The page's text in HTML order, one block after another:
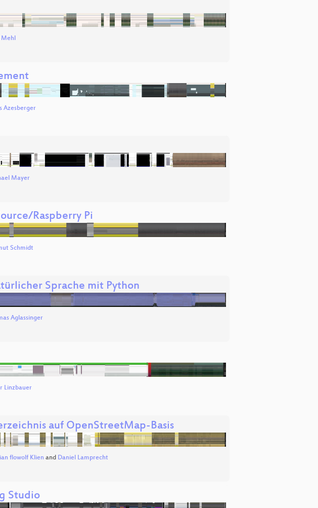
Mehl
Azesberger
Mayer
Raspberry Pi
Schmidt
Sprache mit Python
Aglassinger
Linzbauer
auf OpenStreetMap-Basis
flowolf Klien and Daniel Lamprecht
Studio